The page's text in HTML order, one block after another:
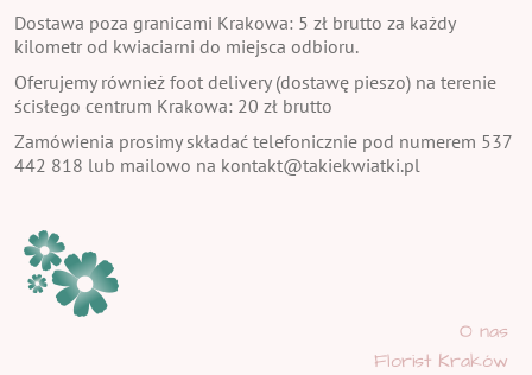
Dostawa poza granicami Krakowa: 5 zł brutto za każdy
kilometr od kwiaciarni do miejsca odbioru.
Oferujemy również foot delivery (dostawę pieszo) na terenie
ścisłego centrum Krakowa: 20 zł brutto
Zamówienia prosimy składać telefonicznie pod numerem 537
442 818 lub mailowo na kontakt@takiekwiatki.pl
O nas
Florist Kraków